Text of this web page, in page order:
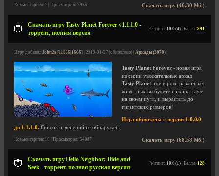
Скачать игру (46.30 Мб.)
Комментариев: 1 | Просмотров: 2975
Скачать игру Tasty Planet Forever v1.1.1.0 -
торрент, полная версия
Рейтинг: 10.0 (4) | Баллы: 891
Игру добавил John2s [11866|1666] | 2019-01-27 (обновлено) | Аркады (3070)
Tasty Planet Forever - новая игра
из серии увлекательных аркад
Tasty Planet , где в роли различных
животных вы будете пожирать все
на своем пути, и вырастать до
гигантских размеров!
Игра обновлена с версии 1.0.0.0
до 1.1.1.0. Список изменений не обнаружен.
Скачать игру (68.58 Мб.)
Комментариев: 16 | Просмотров: 54087
Скачать игру Hello Neighbor: Hide and
Seek - торрент, полная русская версия
Рейтинг: 10.0 (1) | Баллы: 128